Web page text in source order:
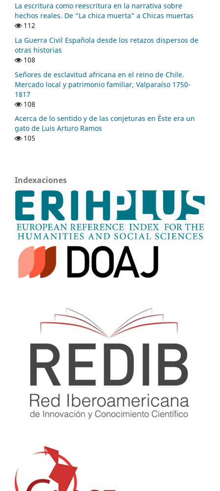
La escritura como reescritura en la narrativa sobre
hechos reales. De “La chica muerta” a Chicas muertas
112
La Guerra Civil Española desde los retazos dispersos de
otras historias
108
Señores de esclavitud africana en el reino de Chile.
Mercado local y patrimonio familiar, Valparaíso 1750-
1817
108
Acerca de lo sentido y de las conjeturas en Éste era un
gato de Luis Arturo Ramos
105
Indexaciones